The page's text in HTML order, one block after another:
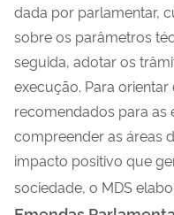
dada por parlamentar,
sobre os parâmetros
seguida, adotar os
execução. Para
recomendados para as
compreender as áreas
impacto positivo que
sociedade, o MDS